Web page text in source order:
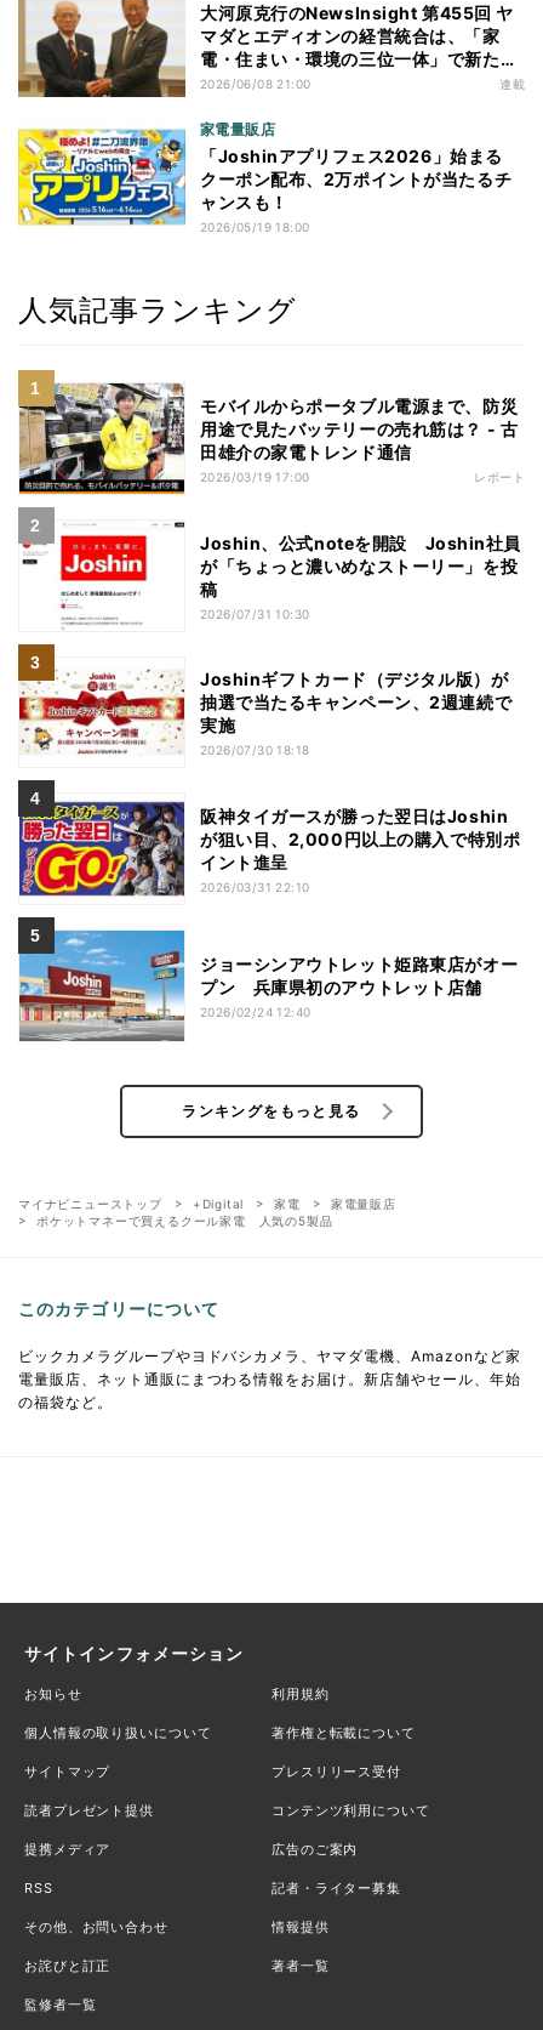
大河原克行のNewsInsight 第455回 ヤ
マダとエディオンの経営統合は、「家
電・住まい・環境の三位一体」で新たな
価値創造へ
2026/06/08 21:00 連載
家電量販店
「Joshinアプリフェス2026」始まる
クーポン配布、2万ポイントが当たるチ
ャンスも！
2026/05/19 18:00
人気記事ランキング
モバイルからポータブル電源まで、防災
用途で見たバッテリーの売れ筋は？ - 古
田雄介の家電トレンド通信
2026/03/19 17:00 レポート
Joshin、公式noteを開設 Joshin社員
が「ちょっと濃いめなストーリー」を投
稿
2026/07/31 10:30
Joshinギフトカード（デジタル版）が
抽選で当たるキャンペーン、2週連続で
実施
2026/07/30 18:18
阪神タイガースが勝った翌日はJoshin
が狙い目、2,000円以上の購入で特別ポ
イント進呈
2026/03/31 22:10
ジョーシンアウトレット姫路東店がオー
プン 兵庫県初のアウトレット店舗
2026/02/24 12:40
ランキングをもっと見る
マイナビニューストップ +Digital 家電
家電量販店
ポケットマネーで買えるクール家電 人気の5製品
このカテゴリーについて
ビックカメラグループやヨドバシカメラ、ヤマダ電機、Amazonなど家
電量販店、ネット通販にまつわる情報をお届け。新店舗やセール、年始
の福袋など。
サイトインフォメーション
お知らせ 利用規約
個人情報の取り扱いについて 著作権と転載について
サイトマップ プレスリリース受付
読者プレゼント提供 コンテンツ利用について
提携メディア 広告のご案内
RSS 記者・ライター募集
その他、お問い合わせ 情報提供
お詫びと訂正 著者一覧
監修者一覧